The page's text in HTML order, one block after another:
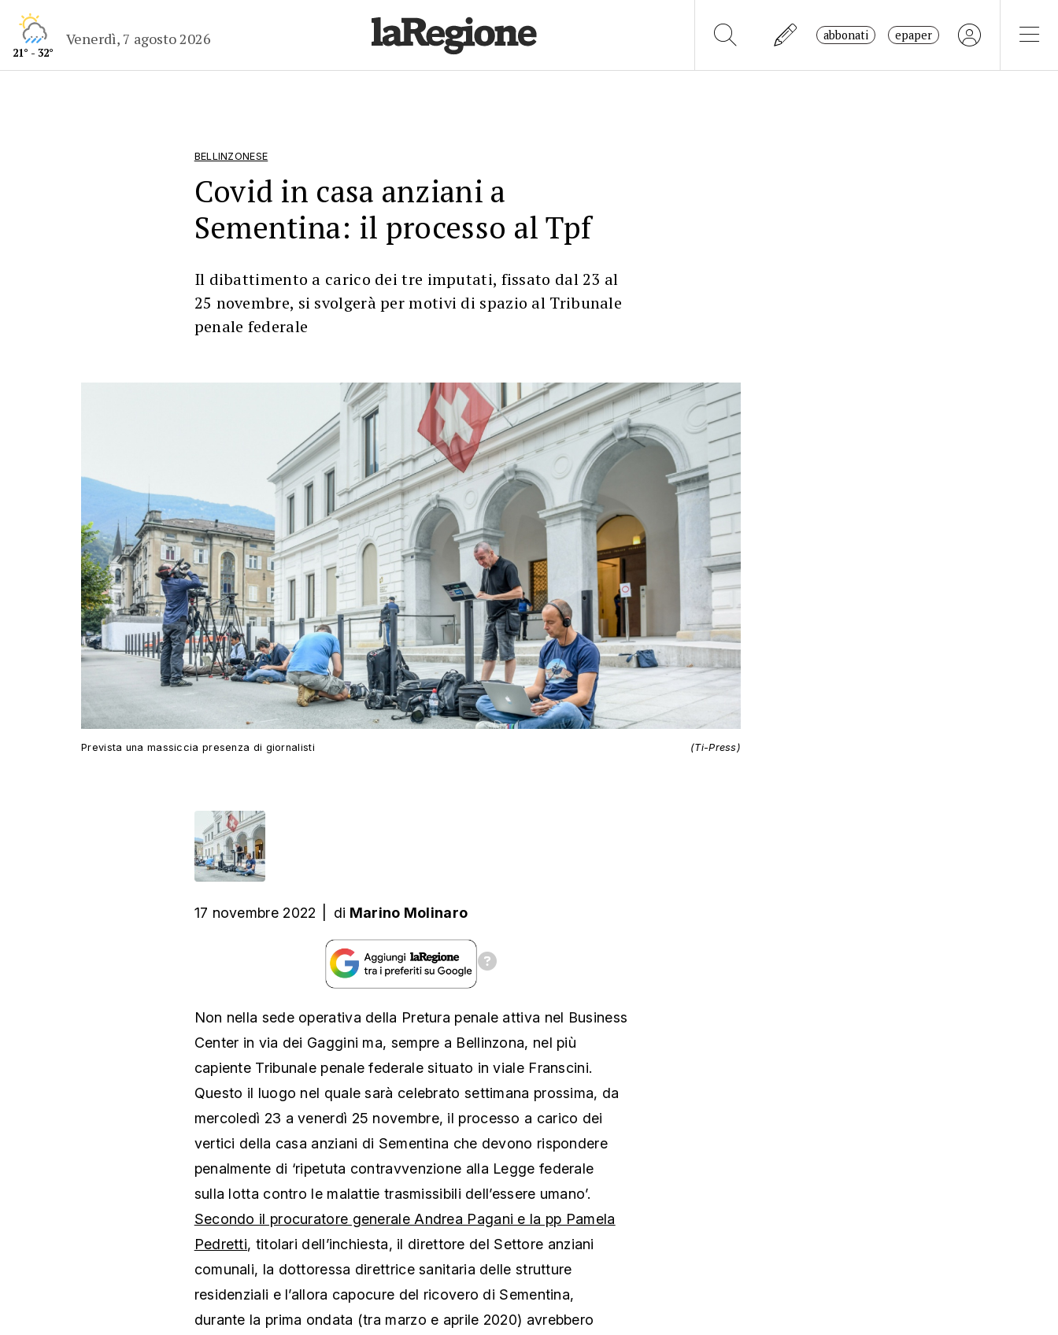
21° - 32°
Venerdì, 7 agosto 2026 abbonati epaper
BELLINZONESE
Covid in casa anziani a
Sementina: il processo al Tpf
Il dibattimento a carico dei tre imputati, fissato dal 23 al
25 novembre, si svolgerà per motivi di spazio al Tribunale
penale federale
Prevista una massiccia presenza di giornalisti (Ti-Press)
17 novembre 2022 di Marino Molinaro
Non nella sede operativa della Pretura penale attiva nel Business
Center in via dei Gaggini ma, sempre a Bellinzona, nel più
capiente Tribunale penale federale situato in viale Franscini.
Questo il luogo nel quale sarà celebrato settimana prossima, da
mercoledì 23 a venerdì 25 novembre, il processo a carico dei
vertici della casa anziani di Sementina che devono rispondere
penalmente di ‘ripetuta contravvenzione alla Legge federale
sulla lotta contro le malattie trasmissibili dell’essere umano’.
Secondo il procuratore generale Andrea Pagani e la pp Pamela
Pedretti, titolari dell’inchiesta, il direttore del Settore anziani
comunali, la dottoressa direttrice sanitaria delle strutture
residenziali e l’allora capocure del ricovero di Sementina,
durante la prima ondata (tra marzo e aprile 2020) avrebbero